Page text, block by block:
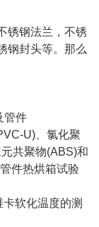
锈钢法兰，不锈
钢封头等。那么
管件
U)、氯化聚
共聚物(ABS)和
件热烘箱试验
软化温度的测